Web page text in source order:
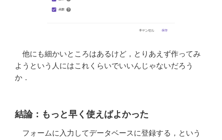
他にも細かいところはあるけど，とりあえず作ってみ
ようという人にはこれくらいでいいんじゃないだろう
か．
結論：もっと早く使えばよかった
フォームに入力してデータベースに登録する，という